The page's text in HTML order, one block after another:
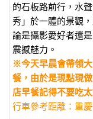
的石板路前行，水
秀」於一體的景觀
論是攝影愛好者還
震撼魅力。
※今天早晨會帶領
餐，由於是現點現
店早餐記得不要吃
行車參考距離：重